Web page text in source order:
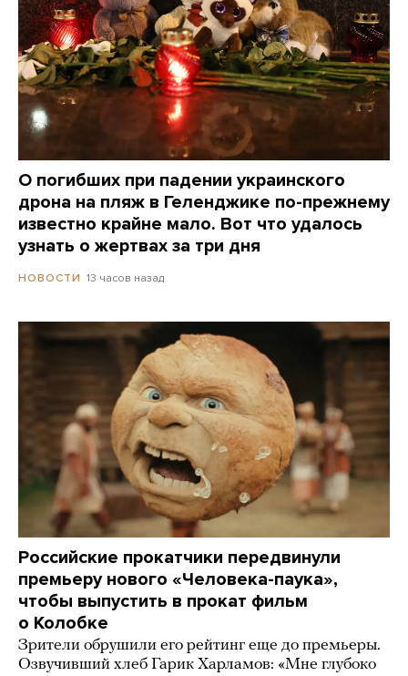
О погибших при падении украинского
дрона на пляж в Геленджике по-прежнему
известно крайне мало. Вот что удалось
узнать о жертвах за три дня
НОВОСТИ 13 часов назад
Российские прокатчики передвинули
премьеру нового «Человека-паука»,
чтобы выпустить в прокат фильм
о Колобке
Зрители обрушили его рейтинг еще до премьеры.
Озвучивший хлеб Гарик Харламов: «Мне глубоко